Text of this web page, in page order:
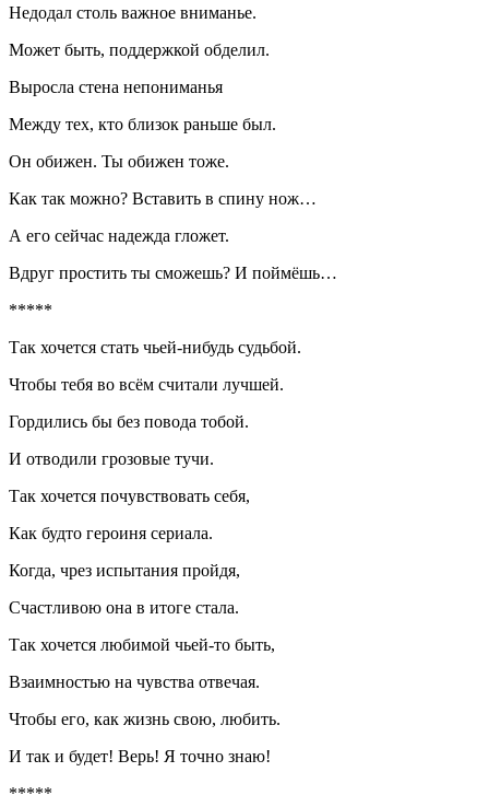
Недодал столь важное вниманье.
Может быть, поддержкой обделил.
Выросла стена непониманья
Между тех, кто близок раньше был.
Он обижен. Ты обижен тоже.
Как так можно? Вставить в спину нож…
А его сейчас надежда гложет.
Вдруг простить ты сможешь? И поймёшь…
*****
Так хочется стать чьей-нибудь судьбой.
Чтобы тебя во всём считали лучшей.
Гордились бы без повода тобой.
И отводили грозовые тучи.
Так хочется почувствовать себя,
Как будто героиня сериала.
Когда, чрез испытания пройдя,
Счастливою она в итоге стала.
Так хочется любимой чьей-то быть,
Взаимностью на чувства отвечая.
Чтобы его, как жизнь свою, любить.
И так и будет! Верь! Я точно знаю!
*****